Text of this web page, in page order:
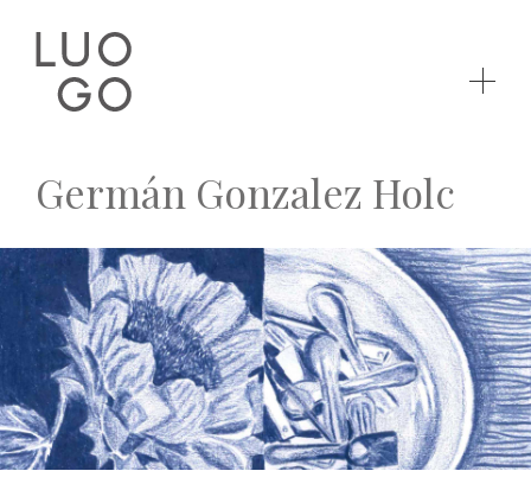
Germán Gonzalez Holc